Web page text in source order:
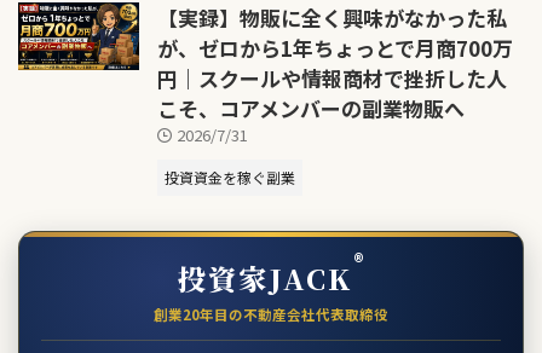
【実録】物販に全く興味がなかった私
が、ゼロから1年ちょっとで月商700万
円｜スクールや情報商材で挫折した人
こそ、コアメンバーの副業物販へ
2026/7/31
投資資金を稼ぐ副業
投資家JACK®
創業20年目の不動産会社代表取締役